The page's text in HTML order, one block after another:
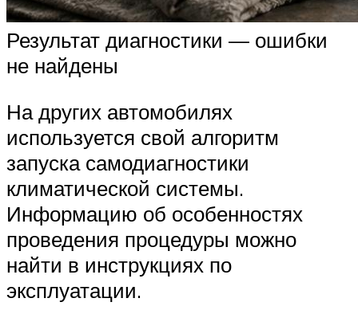
Результат диагностики — ошибки
не найдены
На других автомобилях
используется свой алгоритм
запуска самодиагностики
климатической системы.
Информацию об особенностях
проведения процедуры можно
найти в инструкциях по
эксплуатации.